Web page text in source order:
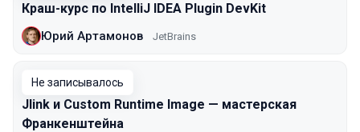
Краш-курс по IntelliJ IDEA Plugin DevKit
Юрий Артамонов JetBrains
Не записывалось
Jlink и Custom Runtime Image — мастерская
Франкенштейна